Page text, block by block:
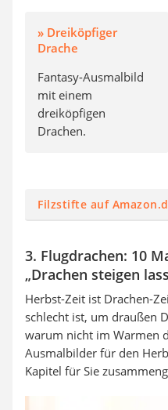
» Dreiköpfiger
Drache
Fantasy-Ausmalbild
mit einem
dreiköpfigen
Drachen.
Filzstifte auf
3. Flugdrachen: 10
„Drachen steigen
Herbst-Zeit ist Drachen-
schlecht ist, um draußen
warum nicht im Warmen
Ausmalbilder für den
Kapitel für Sie